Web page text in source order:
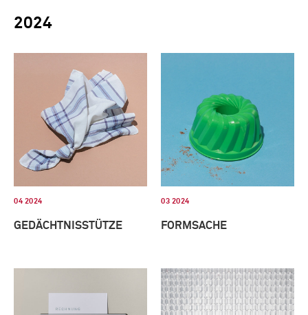
2024
04 2024
GEDÄCHTNISSTÜTZE
03 2024
FORMSACHE